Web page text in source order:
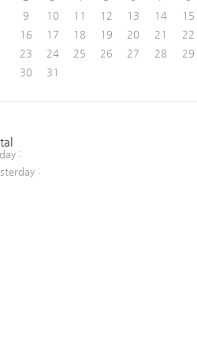
9
10 11 12 13 14
15
16
17 18 19 20 21
22
23
24 25 26 27 28
29
30
31
:
: